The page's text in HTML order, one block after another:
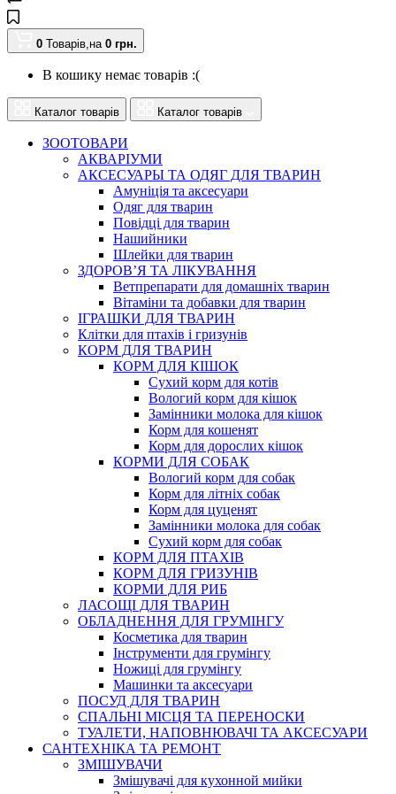
0 Товарів,на 0 грн.
В кошику немає товарів :(
Каталог товарів Каталог товарів
ЗООТОВАРИ
АКВАРІУМИ
АКСЕСУАРЫ ТА ОДЯГ ДЛЯ ТВАРИН
Амуніція та аксесуари
Одяг для тварин
Повідці для тварин
Нашийники
Шлейки для тварин
ЗДОРОВ’Я ТА ЛІКУВАННЯ
Ветпрепарати для домашніх тварин
Вітаміни та добавки для тварин
ІГРАШКИ ДЛЯ ТВАРИН
Клітки для птахів і гризунів
КОРМ ДЛЯ ТВАРИН
КОРМ ДЛЯ КІШОК
Сухий корм для котів
Вологий корм для кішок
Замінники молока для кішок
Корм для кошенят
Корм для дорослих кішок
КОРМИ ДЛЯ СОБАК
Вологий корм для собак
Корм для літніх собак
Корм для цуценят
Замінники молока для собак
Сухий корм для собак
КОРМ ДЛЯ ПТАХІВ
КОРМ ДЛЯ ГРИЗУНІВ
КОРМИ ДЛЯ РИБ
ЛАСОЩІ ДЛЯ ТВАРИН
ОБЛАДНЕННЯ ДЛЯ ГРУМІНГУ
Косметика для тварин
Інструменти для грумінгу
Ножиці для грумінгу
Машинки та аксесуари
ПОСУД ДЛЯ ТВАРИН
СПАЛЬНІ МІСЦЯ ТА ПЕРЕНОСКИ
ТУАЛЕТИ, НАПОВНЮВАЧІ ТА АКСЕСУАРИ
САНТЕХНІКА ТА РЕМОНТ
ЗМІШУВАЧИ
Змішувачі для кухонной мийки